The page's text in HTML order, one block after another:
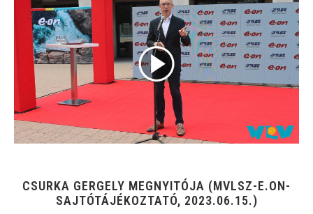
CSURKA GERGELY MEGNYITÓJA (MVLSZ-E.ON-
SAJTÓTÁJÉKOZTATÓ, 2023.06.15.)